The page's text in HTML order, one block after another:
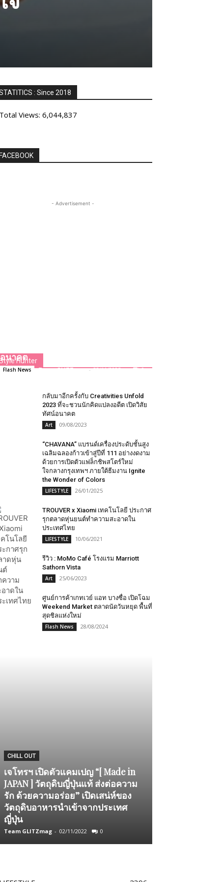
: Since 2018
Views: 6,044,837
- Advertisement -
Hunter
อนาคต
Flash News Team GLITZmag - 28/11/2025 0
กลับมาอีกครั้งกับ Creativities Unfold
2023 ที่จะชวนนักคิดแปลงอดีต เปิดวิสัย
ทัศน์อนาคต
Art 09/08/2023
“CHAVANA” แบรนด์เครื่องประดับชั้นสูง
เฉลิมฉลองก้าวเข้าสู่ปีที่ 111 อย่างงดงาม
ด้วยการเปิดตัวแฟล็กชิพสโตร์ใหม่
ใจกลางกรุงเทพฯ ภายใต้ธีมงาน Ignite
the Wonder of Colors
LIFESTYLE 26/01/2025
TROUVER x Xiaomi เทคโนโลยี ประกาศ
รุกตลาดหุ่นยนต์ทำความสะอาดใน
ประเทศไทย
LIFESTYLE 10/06/2021
รีวิว : MoMo Café โรงแรม Marriott
Sathorn Vista
Art 25/06/2023
ศูนย์การค้าเกทเวย์ แอท บางซื่อ เปิดโฉม
Weekend Market ตลาดนัดวันหยุด พื้นที่
สุดชิลแห่งใหม่
Flash News 28/08/2024
CHILL OUT
เจโทรฯ เปิดตัวแคมเปญ “[ Made in
JAPAN ] วัตถุดิบญี่ปุ่นแท้ ส่งต่อความ
รัก ด้วยความอร่อย” เปิดเสน่ห์ของ
วัตถุดิบอาหารนำเข้าจากประเทศ
ญี่ปุ่น
Team GLITZmag - 02/11/2022 0